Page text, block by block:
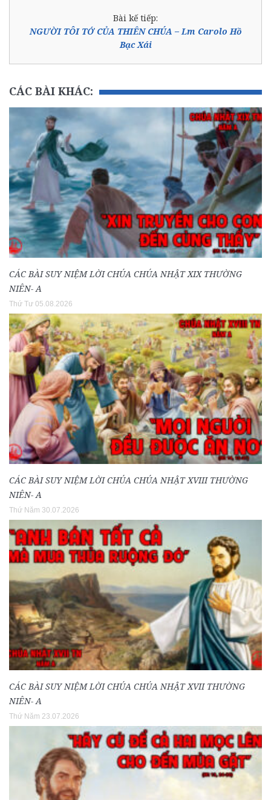
Bài kế tiếp:
NGƯỜI TÔI TỚ CỦA THIÊN CHÚA – Lm Carolo Hồ
Bạc Xái
CÁC BÀI KHÁC:
CÁC BÀI SUY NIỆM LỜI CHÚA CHÚA NHẬT XIX THƯỜNG
NIÊN- A
Thứ Tư 05.08.2026
CÁC BÀI SUY NIỆM LỜI CHÚA CHÚA NHẬT XVIII THƯỜNG
NIÊN- A
Thứ Năm 30.07.2026
CÁC BÀI SUY NIỆM LỜI CHÚA CHÚA NHẬT XVII THƯỜNG
NIÊN- A
Thứ Năm 23.07.2026